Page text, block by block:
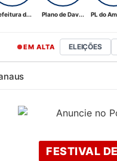
d... Plano de Dav... PL do
EM ALTA ELEIÇÕES
FESTIVAL